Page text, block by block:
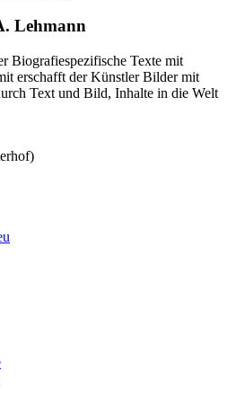
Lehmann
Biografiespezifische Texte mit
erschafft der Künstler Bilder mit
Text und Bild, Inhalte in die Welt